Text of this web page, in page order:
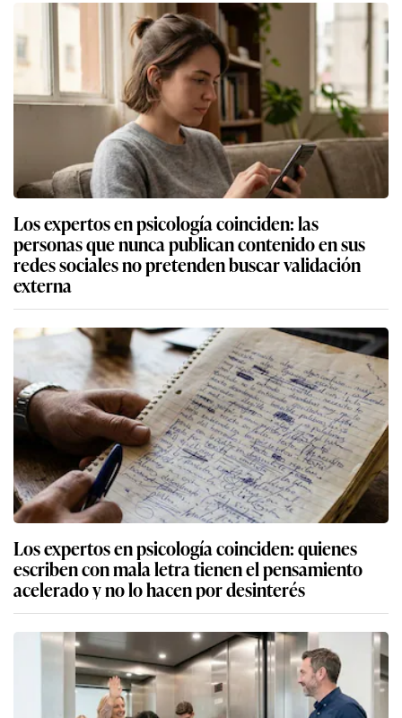
Los expertos en psicología coinciden: las
personas que nunca publican contenido en sus
redes sociales no pretenden buscar validación
externa
Los expertos en psicología coinciden: quienes
escriben con mala letra tienen el pensamiento
acelerado y no lo hacen por desinterés